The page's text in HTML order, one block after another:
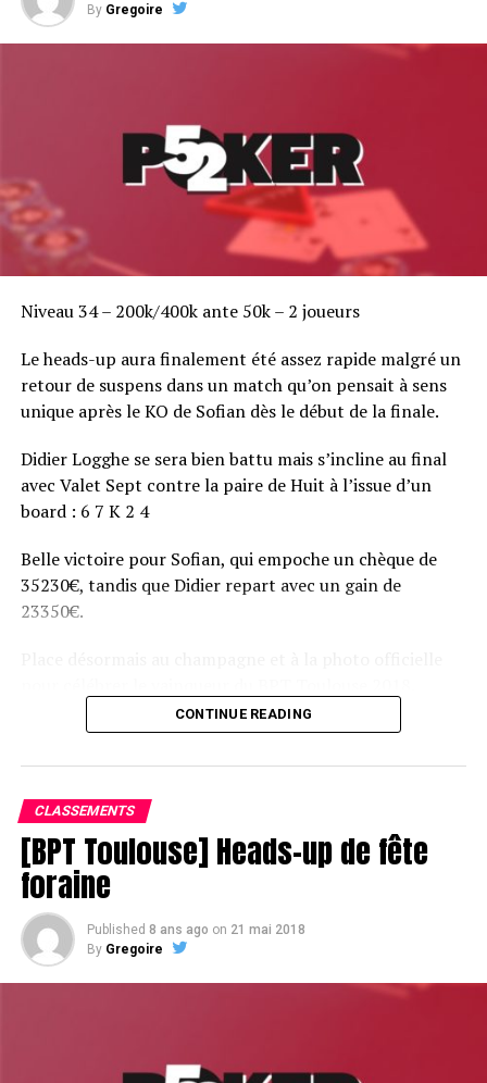
Ilan Boujenah en passe de faire le break… ou pas
On ne rigole pas au WPT d'Amnéville
By Gregoire
Niveau 34 – 200k/400k ante 50k – 2 joueurs
Le heads-up aura finalement été assez rapide malgré un
retour de suspens dans un match qu’on pensait à sens
unique après le KO de Sofian dès le début de la finale.
Didier Logghe se sera bien battu mais s’incline au final
avec Valet Sept contre la paire de Huit à l’issue d’un
board : 6 7 K 2 4
Belle victoire pour Sofian, qui empoche un chèque de
35230€, tandis que Didier repart avec un gain de
23350€.
CONTINUE READING
CLASSEMENTS
[BPT Toulouse] Heads-up de fête
foraine
Published 8 ans ago on 21 mai 2018
By Gregoire